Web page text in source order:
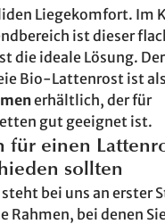
Liegekomfort. Im
ist dieser
die ideale Lösung. Der
Bio-Lattenrost ist als
erhältlich, der für
gut geeignet ist.
für einen
sollten
bei uns an erster
Rahmen, bei denen